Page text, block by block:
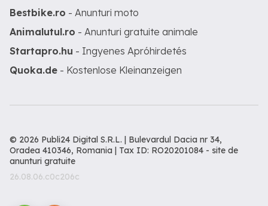
Bestbike.ro - Anunturi moto
Animalutul.ro - Anunturi gratuite animale
Startapro.hu - Ingyenes Apróhirdetés
Quoka.de - Kostenlose Kleinanzeigen
© 2026 Publi24 Digital S.R.L. | Bulevardul Dacia nr 34,
Oradea 410346, Romania | Tax ID: RO20201084 - site de
anunturi gratuite
26.08.06.c0c206c